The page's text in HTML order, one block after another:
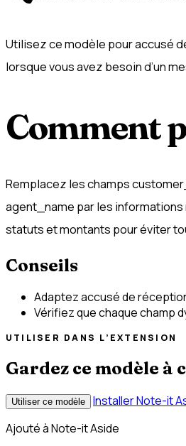
Utilisez ce modèle pour accusé
lorsque vous avez besoin d’un
Comment
Remplacez les champs
agent_name par les informations
statuts et montants pour éviter
Conseils
Adaptez accusé de
Vérifiez que chaque champ
UTILISER DANS L’EXTENSION
Gardez ce modèle à
Utiliser ce modèle
Installer Note-it
Ajouté à Note-it Aside